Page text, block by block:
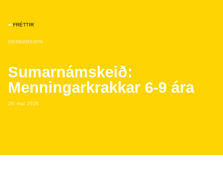
FRÉTTIR
GERÐARSAFN
Sumarnámskeið:
Menningarkrakkar 6-9 ára
26. maí 2026